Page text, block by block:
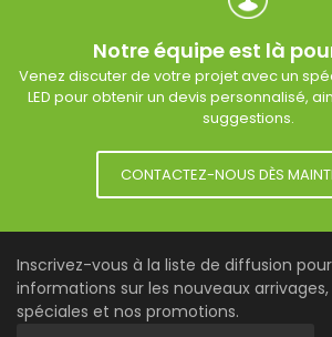
Notre équipe est là
Venez discuter de votre projet avec un
LED pour obtenir un devis personnalisé,
suggestions.
CONTACTEZ-NOUS DÈS
Inscrivez-vous à la liste de diffusion
informations sur les nouveaux
spéciales et nos promotions.